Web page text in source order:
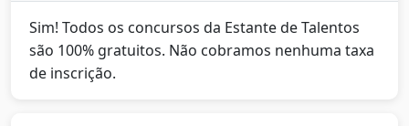
Sim! Todos os concursos da Estante de Talentos
são 100% gratuitos. Não cobramos nenhuma taxa
de inscrição.